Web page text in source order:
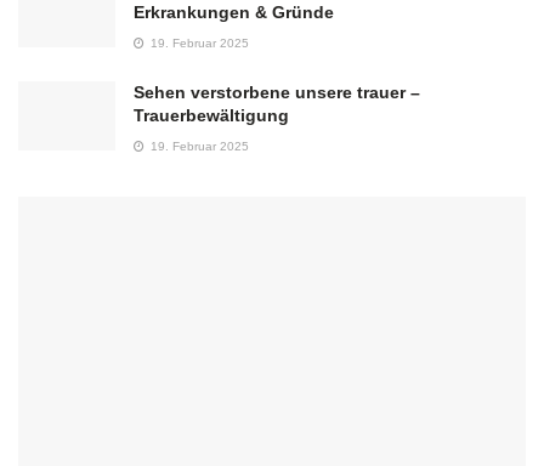
Erkrankungen & Gründe
19. Februar 2025
Sehen verstorbene unsere trauer –
Trauerbewältigung
19. Februar 2025